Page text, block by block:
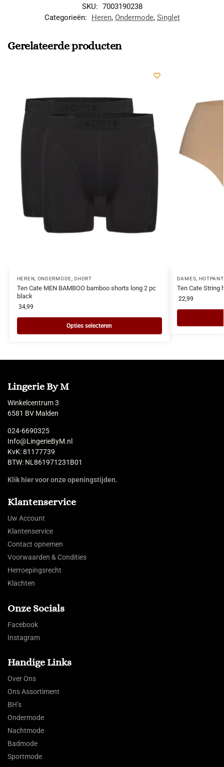
SKU: 7003190238
Categorieën:
Heren, Ondermode, Singlet
Gerelateerde producten
HEREN ONDERMODE ,SHORT
Ten Cate MEN BAMBOO bamboo shorts long 2 pc
black
34,99
Opties selecteren
DAMES
Ten Cate String
22,99
Lingerie By M
Winkelcentrum 3
6581 BV Malden
024-6690325
Info@LingerieByM.nl
KvK: 81177739
BTW: NL861971231B01
Klik hier voor onze openingstijden.
Klantenservice
Uw Account
Klantenservice
Contact opnemen
Voorwaarden & Condities
Herroepingsrecht
Klachten
Onze Socials
Facebook
Instagram
Handige Links
Over Ons
Ons Assortiment
BH’s
Ondermode
Nachtmode
Badmode
Sportmode